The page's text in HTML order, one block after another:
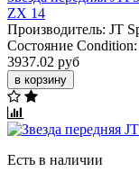
ZX 14
Производитель: JT
Состояние Condition:
3937.02 руб
в корзину
Есть в наличии